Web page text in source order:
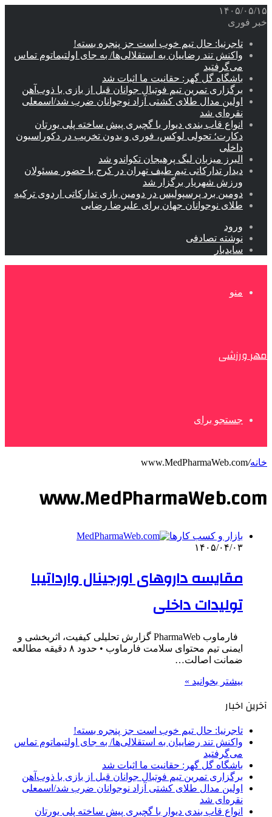
۱۴۰۵/۰۵/۱۵
خبر فوری
تاجرنیا: حال تیم خوب است جز پنجره بسته!
واکنش تند رضاییان به استقلالی‌ها/ به جای اولتیماتوم تماس
می‌گرفتید
باشگاه گل گهر: حقانیت ما اثبات شد
برگزاری تمرین تیم فوتبال جوانان قبل از بازی با ذوب‌آهن
اولین مدال طلای کشتی آزاد نوجوانان ضرب شد/اسمعلی
نقره‌ای شد
انواع قاب بندی دیوار با گچبری پیش ساخته پلی یورتان
دکارت؛ تحولی لوکس، فوری و بدون تخریب در دکوراسیون
داخلی
البرز میزبان لیگ پرهیجان تکواندو شد
دیدار تدارکاتی تیم طیف تهران در کرج با حضور مسئولان
ورزش شهریار برگزار شد
دومین برد پرسپولیس در دومین بازی تدارکاتی اردوی ترکیه
طلای نوجوانان جهان برای علیرضا رضایی
ورود
نوشته تصادفی
سایدبار
منو
مهر ورزشی
جستجو برای
خانه/
www.MedPharmaWeb.com
www.MedPharmaWeb.com
بازار و کسب کارها
۱۴۰۵/۰۴/۰۳
مقایسه داروهای اورجینال وارداتیبا
تولیدات داخلی
فارماوب PharmaWeb گزارش تحلیلی کیفیت، اثربخشی و
ایمنی تیم محتوای سلامت فارماوب • حدود ۸ دقیقه مطالعه
ضمانت اصالت…
بیشتر بخوانید »
آخرین اخبار
تاجرنیا: حال تیم خوب است جز پنجره بسته!
واکنش تند رضاییان به استقلالی‌ها/ به جای اولتیماتوم تماس
می‌گرفتید
باشگاه گل گهر: حقانیت ما اثبات شد
برگزاری تمرین تیم فوتبال جوانان قبل از بازی با ذوب‌آهن
اولین مدال طلای کشتی آزاد نوجوانان ضرب شد/اسمعلی
نقره‌ای شد
انواع قاب بندی دیوار با گچبری پیش ساخته پلی یورتان